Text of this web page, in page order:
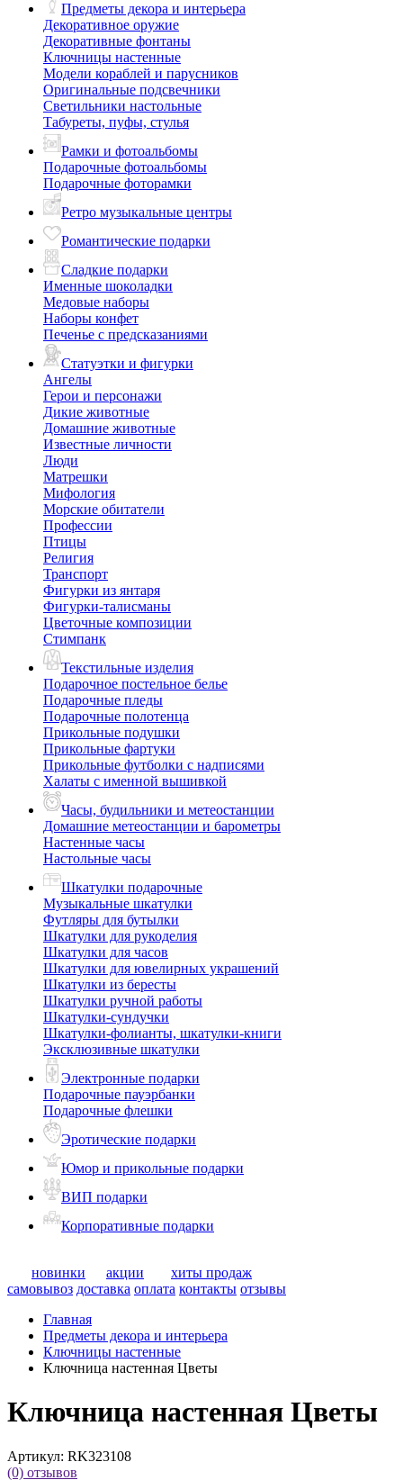
Предметы декора и интерьера
Декоративное оружие
Декоративные фонтаны
Ключницы настенные
Модели кораблей и парусников
Оригинальные подсвечники
Светильники настольные
Табуреты, пуфы, стулья
Рамки и фотоальбомы
Подарочные фотоальбомы
Подарочные фоторамки
Ретро музыкальные центры
Романтические подарки
Сладкие подарки
Именные шоколадки
Медовые наборы
Наборы конфет
Печенье с предсказаниями
Статуэтки и фигурки
Ангелы
Герои и персонажи
Дикие животные
Домашние животные
Известные личности
Люди
Матрешки
Мифология
Морские обитатели
Профессии
Птицы
Религия
Транспорт
Фигурки из янтаря
Фигурки-талисманы
Цветочные композиции
Стимпанк
Текстильные изделия
Подарочное постельное белье
Подарочные пледы
Подарочные полотенца
Прикольные подушки
Прикольные фартуки
Прикольные футболки с надписями
Халаты с именной вышивкой
Часы, будильники и метеостанции
Домашние метеостанции и барометры
Настенные часы
Настольные часы
Шкатулки подарочные
Музыкальные шкатулки
Футляры для бутылки
Шкатулки для рукоделия
Шкатулки для часов
Шкатулки для ювелирных украшений
Шкатулки из бересты
Шкатулки ручной работы
Шкатулки-сундучки
Шкатулки-фолианты, шкатулки-книги
Эксклюзивные шкатулки
Электронные подарки
Подарочные пауэрбанки
Подарочные флешки
Эротические подарки
Юмор и прикольные подарки
ВИП подарки
Корпоративные подарки
новинки акции
хиты продаж
самовывоз доставка оплата контакты отзывы
Главная
Предметы декора и интерьера
Ключницы настенные
Ключница настенная Цветы
Ключница настенная Цветы
Артикул: RK323108
(0) отзывов